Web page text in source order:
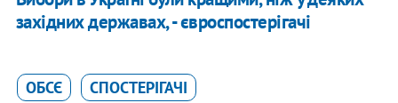
західних державах, - євроспостерігачі
ОБСЄ
СПОСТЕРІГАЧІ